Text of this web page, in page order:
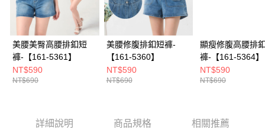
美腰美臀高腰排釦短
褲-【161-5361】
NT$590
NT$690
美腰修腹排釦短褲-
【161-5360】
NT$590
NT$690
顯瘦修腹高腰排
褲-【161-5364】
NT$590
NT$690
詳細說明 商品規格 相關推薦